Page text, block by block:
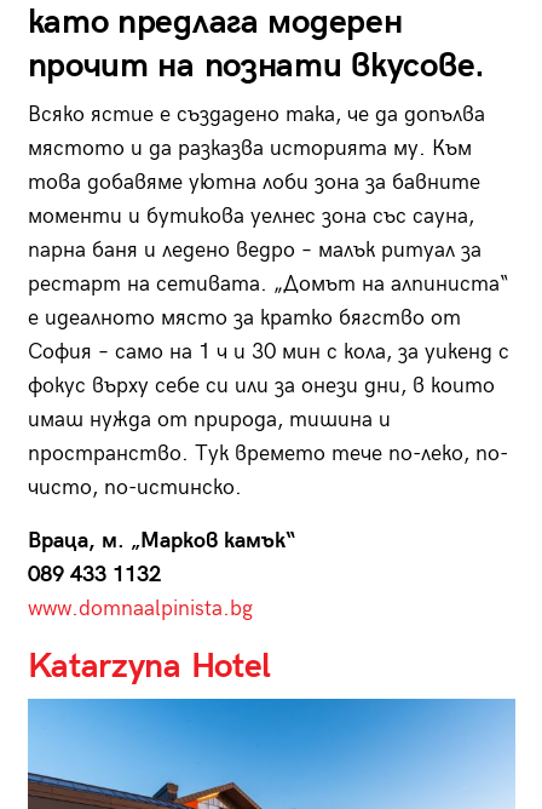
като предлага модерен
прочит на познати вкусове.
Всяко ястие е създадено така, че да допълва
мястото и да разказва историята му. Към
това добавяме уютна лоби зона за бавните
моменти и бутикова уелнес зона със сауна,
парна баня и ледено ведро – малък ритуал за
рестарт на сетивата. „Домът на алпиниста“
е идеалното място за кратко бягство от
София – само на 1 ч и 30 мин с кола, за уикенд с
фокус върху себе си или за онези дни, в които
имаш нужда от природа, тишина и
пространство. Тук времето тече по-леко, по-
чисто, по-истинско.
Враца, м. „Марков камък“
089 433 1132
www.domnaalpinista.bg
Katarzyna Hotel